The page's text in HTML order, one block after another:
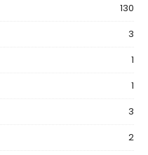
130
3
1
1
3
2